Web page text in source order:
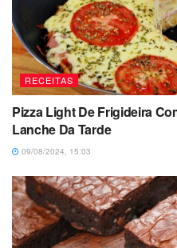
RECEITAS
Pizza Light De Frigideira
Lanche Da Tarde
09/08/2024, 15:03